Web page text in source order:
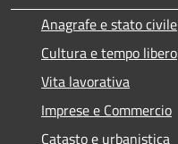
Anagrafe e stato civile
Cultura e tempo libero
Vita lavorativa
Imprese e Commercio
Catasto e urbanistica